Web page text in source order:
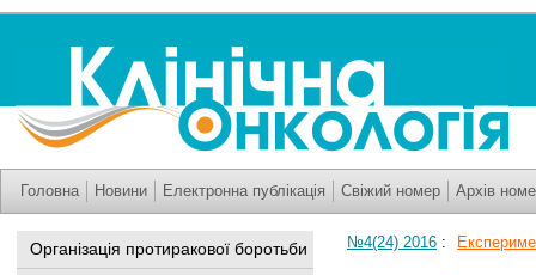
Головна Новини Електронна публікація Свіжий номер Архів
Організація протиракової боротьби
№4(24) 2016 :